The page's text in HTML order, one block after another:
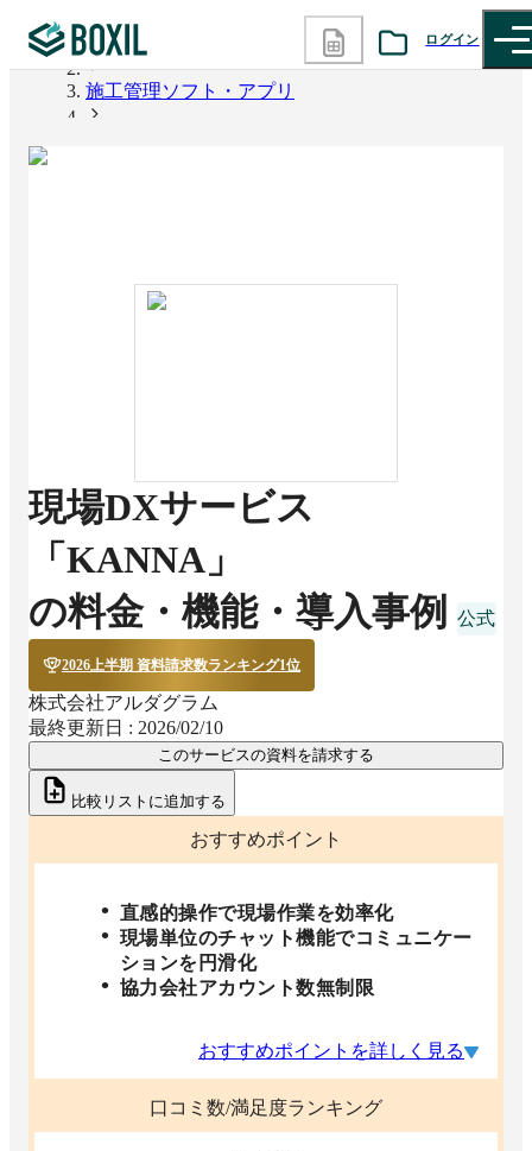
ログイン
カテゴリから探す
BOXILの使い方ガイド
BOXIL
施工管理ソフト・アプリ
現場DXサービス
「KANNA」
の料金・機能・導入事例
2026上半期 資料請求数ランキング1位
株式会社アルダグラム
最終更新日 : 2026/02/10
このサービスの資料を請求する
比較リストに追加する
おすすめポイント
直感的操作で現場作業を効率化
現場単位のチャット機能でコミュニケー
ションを円滑化
協力会社アカウント数無制限
おすすめポイントを詳しく見る
口コミ数/満足度ランキング